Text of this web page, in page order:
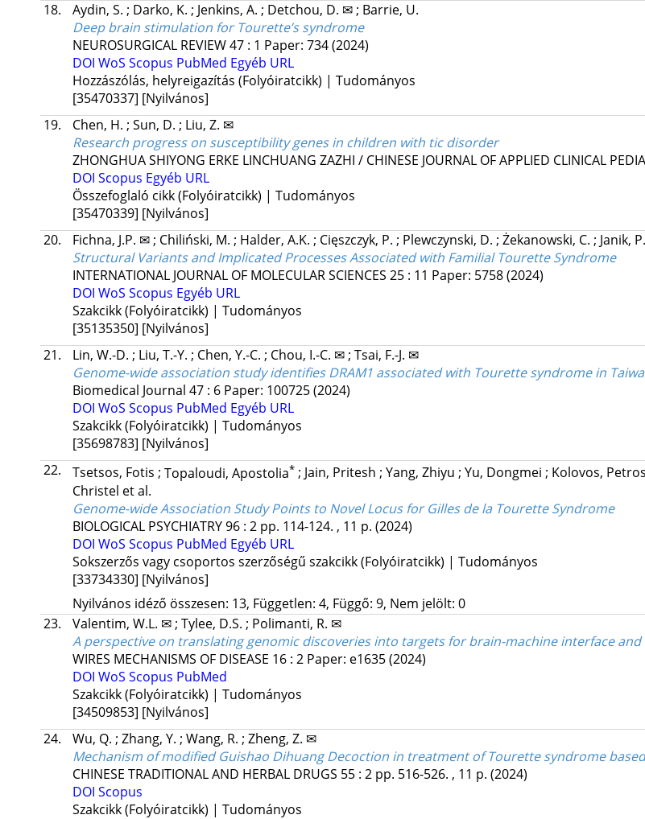
18.
Aydin, S. ; Darko, K. ; Jenkins, A. ; Detchou, D. ✉; Barrie, U.
Deep brain stimulation for Tourette’s syndrome
NEUROSURGICAL REVIEW47: 1 Paper: 734(2024)
DOI WoS Scopus PubMed Egyéb URL
Hozzászólás, helyreigazítás (Folyóiratcikk) | Tudományos
[35470337] [Nyilvános]
19.
Chen, H. ; Sun, D. ; Liu, Z. ✉
Research progress on susceptibility genes in children with tic disorder
ZHONGHUA SHIYONG ERKE LINCHUANG ZAZHI / CHINESE JOURNAL OF APPLIED CLINICAL
DOI Scopus Egyéb URL
Összefoglaló cikk (Folyóiratcikk) | Tudományos
[35470339] [Nyilvános]
20.
Fichna, J.P. ✉; Chiliński, M. ; Halder, A.K. ; Cięszczyk, P. ; Plewczynski, D. ; Żekanowski, C. ; Janik, P.
Structural Variants and Implicated Processes Associated with Familial Tourette Syndrome
INTERNATIONAL JOURNAL OF MOLECULAR SCIENCES 25: 11 Paper: 5758(2024)
DOI WoS Scopus Egyéb URL
Szakcikk (Folyóiratcikk) | Tudományos
[35135350] [Nyilvános]
21.
Lin, W.-D. ; Liu, T.-Y. ; Chen, Y.-C. ; Chou, I.-C. ✉; Tsai, F.-J. ✉
Genome-wide association study identifies DRAM1 associated with Tourette syndrome in
Biomedical Journal 47: 6 Paper: 100725(2024)
DOI WoS Scopus PubMed Egyéb URL
Szakcikk (Folyóiratcikk) | Tudományos
[35698783] [Nyilvános]
22.
Tsetsos, Fotis ; Topaloudi, Apostolia* ; Jain, Pritesh ; Yang, Zhiyu ; Yu, Dongmei ; Kolovos, Petros
Christel et al.
Genome-wide Association Study Points to Novel Locus for Gilles de la Tourette Syndrome
BIOLOGICAL PSYCHIATRY96: 2 pp. 114-124. , 11 p. (2024)
DOI WoS Scopus PubMed Egyéb URL
Sokszerzős vagy csoportos szerzőségű szakcikk (Folyóiratcikk) | Tudományos
[33734330] [Nyilvános]
Nyilvános idéző összesen: 13, Független: 4, Függő: 9, Nem jelölt: 0
23.
Valentim, W.L. ✉ ; Tylee, D.S. ; Polimanti, R. ✉
A perspective on translating genomic discoveries into targets for brain-machine interface
WIRES MECHANISMS OF DISEASE 16: 2 Paper: e1635(2024)
DOI WoS Scopus PubMed
Szakcikk (Folyóiratcikk) | Tudományos
[34509853] [Nyilvános]
24.
Wu, Q. ; Zhang, Y. ; Wang, R. ; Zheng, Z. ✉
Mechanism of modified Guishao Dihuang Decoction in treatment of Tourette syndrome
CHINESE TRADITIONAL AND HERBAL DRUGS 55: 2 pp. 516-526. , 11 p. (2024)
DOI Scopus
Szakcikk (Folyóiratcikk) | Tudományos